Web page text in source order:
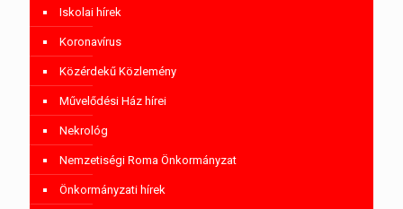
Iskolai hírek
Koronavírus
Közérdekű Közlemény
Művelődési Ház hírei
Nekrológ
Nemzetiségi Roma Önkormányzat
Önkormányzati hírek